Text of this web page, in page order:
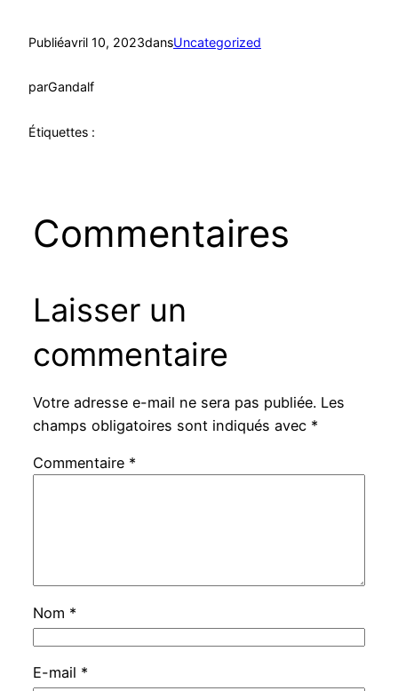
Publiéavril 10, 2023dansUncategorized
parGandalf
Étiquettes :
Commentaires
Laisser un
commentaire
Votre adresse e-mail ne sera pas publiée. Les
champs obligatoires sont indiqués avec *
Commentaire *
Nom *
E-mail *